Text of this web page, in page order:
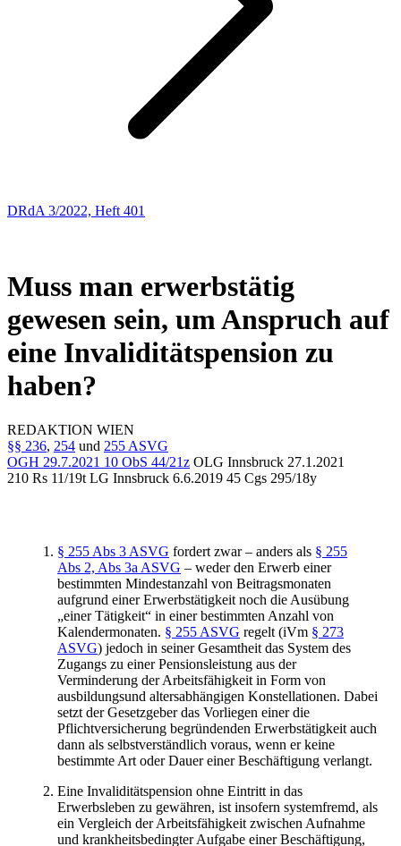
DRdA 3/2022, Heft 401
Muss man erwerbstätig
gewesen sein, um Anspruch auf
eine Invaliditätspension zu
haben?
REDAKTION WIEN
§§ 236, 254 und 255 ASVG
OGH 29.7.2021 10 ObS 44/21z OLG Innsbruck 27.1.2021
210 Rs 11/19t LG Innsbruck 6.6.2019 45 Cgs 295/18y
§ 255 Abs 3 ASVG fordert zwar – anders als § 255
Abs 2, Abs 3a ASVG – weder den Erwerb einer
bestimmten Mindestanzahl von Beitragsmonaten
aufgrund einer Erwerbstätigkeit noch die Ausübung
„einer Tätigkeit“ in einer bestimmten Anzahl von
Kalendermonaten. § 255 ASVG regelt (iVm § 273
ASVG) jedoch in seiner Gesamtheit das System des
Zugangs zu einer Pensionsleistung aus der
Verminderung der Arbeitsfähigkeit in Form von
ausbildungsund altersabhängigen Konstellationen. Dabei
setzt der Gesetzgeber das Vorliegen einer die
Pflichtversicherung begründenden Erwerbstätigkeit auch
dann als selbstverständlich voraus, wenn er keine
bestimmte Art oder Dauer einer Beschäftigung verlangt.
Eine Invaliditätspension ohne Eintritt in das
Erwerbsleben zu gewähren, ist insofern systemfremd, als
ein Vergleich der Arbeitsfähigkeit zwischen Aufnahme
und krankheitsbedingter Aufgabe einer Beschäftigung,